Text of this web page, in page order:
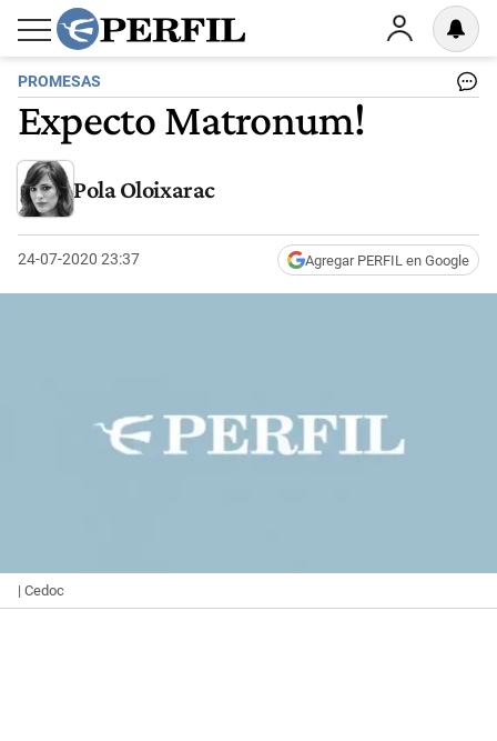
PROMESAS
Expecto Matronum!
Pola Oloixarac
24-07-2020 23:37 Agregar PERFIL en Google
| Cedoc